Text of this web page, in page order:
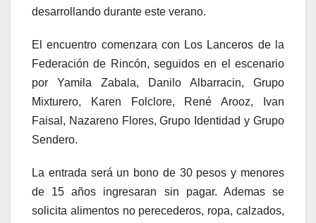
desarrollando durante este verano.
El encuentro comenzara con Los Lanceros de la
Federación de Rincón, seguidos en el escenario
por Yamila Zabala, Danilo Albarracin, Grupo
Mixturero, Karen Folclore, René Arooz, Ivan
Faisal, Nazareno Flores, Grupo Identidad y Grupo
Sendero.
La entrada será un bono de 30 pesos y menores
de 15 años ingresaran sin pagar. Ademas se
solicita alimentos no perecederos, ropa, calzados,